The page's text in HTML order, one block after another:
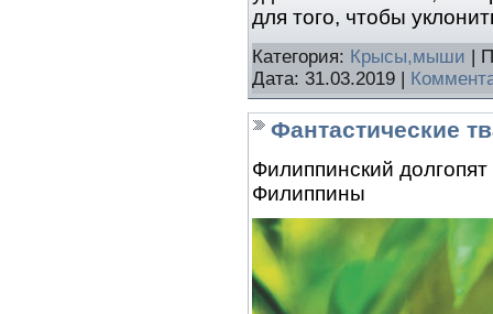
для того, чтобы
Категория: Крысы,мыши |
Дата: 31.03.2019
Фантастические
Филиппинский долгопят
Филиппины